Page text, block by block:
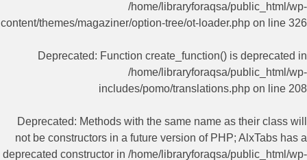
/home/libraryforaqsa/public_html/wp-
content/themes/magaziner/option-tree/ot-loader.php on line 326
Deprecated: Function create_function() is deprecated in
/home/libraryforaqsa/public_html/wp-
includes/pomo/translations.php on line 208
Deprecated: Methods with the same name as their class will
not be constructors in a future version of PHP; AlxTabs has a
deprecated constructor in /home/libraryforaqsa/public_html/wp-